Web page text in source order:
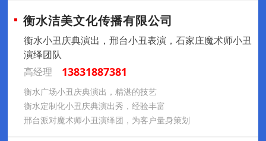
衡水洁美文化传播有限公司
衡水小丑庆典演出，邢台小丑表演，石家庄魔术师小丑
演绎团队
高经理
13831887381
衡水广场小丑庆典演出，精湛的技艺
衡水定制化小丑庆典演出秀，经验丰富
邢台派对魔术师小丑演绎团，为客户量身策划